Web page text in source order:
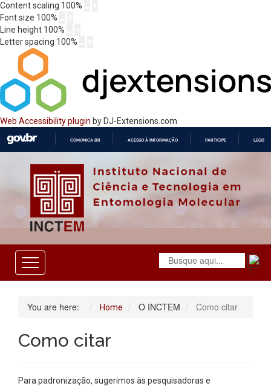
Content scaling 100%
Font size 100%
Line height 100%
Letter spacing 100%
Web Accessibility plugin by DJ-Extensions.com
O
COMUNICA BR ACESSO À INFORMAÇÃO PARTICIPE
You are here: Home O INCTEM Como citar
Como citar
Para padronização, sugerimos às pesquisadoras e